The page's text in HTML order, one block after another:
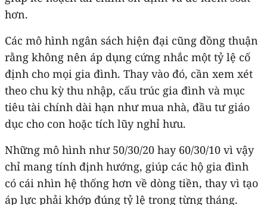
hơn.
Các mô hình ngân sách hiện đại cũng đồng thuận
rằng không nên áp dụng cứng nhắc một tỷ lệ cố
định cho mọi gia đình. Thay vào đó, cần xem xét
theo chu kỳ thu nhập, cấu trúc gia đình và mục
tiêu tài chính dài hạn như mua nhà, đầu tư giáo
dục cho con hoặc tích lũy nghỉ hưu.
Những mô hình như 50/30/20 hay 60/30/10 vì vậy
chỉ mang tính định hướng, giúp các hộ gia đình
có cái nhìn hệ thống hơn về dòng tiền, thay vì tạo
áp lực phải khớp đúng tỷ lệ trong từng tháng.